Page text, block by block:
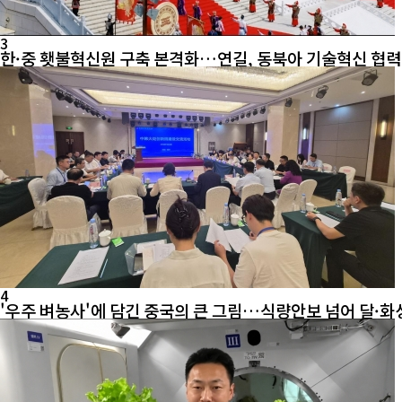
3
한·중 횃불혁신원 구축 본격화…연길, 동북아 기술혁신 협
4
'우주 벼농사'에 담긴 중국의 큰 그림…식량안보 넘어 달·화